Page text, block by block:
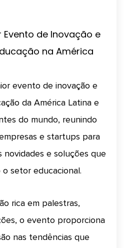
Evento de Inovação e
na América
evento de inovação e
da América Latina e
do mundo, reunindo
e startups para
novidades e soluções que
setor educacional.
rica em palestras,
o evento proporciona
nas tendências que